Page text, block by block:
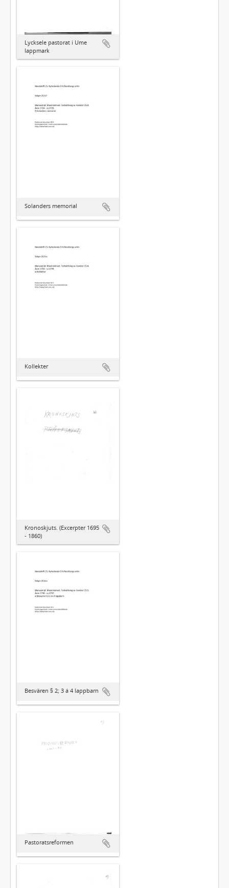
Lycksele pastorat i Ume
lappmark
Solanders memorial
Kollekter
Kronoskjuts. (Excerpter 1695
- 1860)
Besvären § 2; 3 á 4 lappbarn
Pastoratsreformen